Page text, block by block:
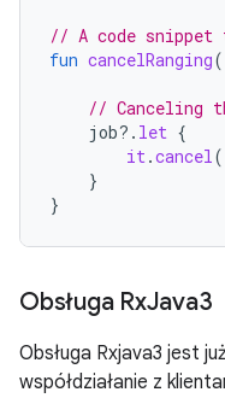
// A code snippet
fun cancelRanging
// Canceling
job?. let {
it.cancel
}
}
Obsługa RxJava3
Obsługa Rxjava3 jest
współdziałanie z